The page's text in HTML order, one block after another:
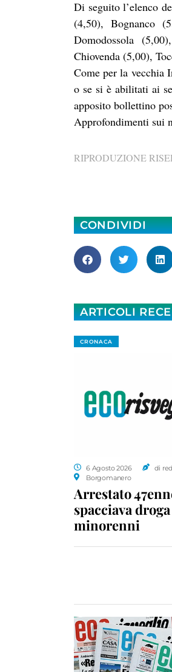
Di seguito l’elenco
(4,50), Bognanco
Domodossola
Chiovenda (5,00),
Come per la vecchia
o se si è abilitati ai
apposito bollettino
Approfondimenti sui
RIPRODUZIONE
CONDIVIDI
ARTICOLI
CRONACA
6 Agosto 2026
di red.
Borgomanero
Arrestato
spacciava
minorenni